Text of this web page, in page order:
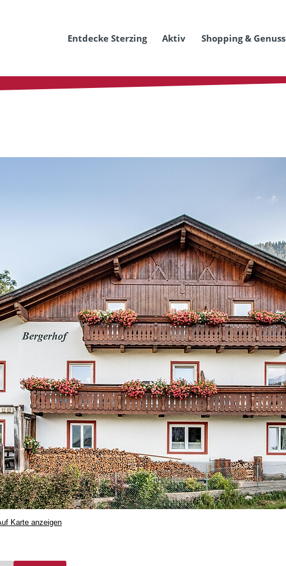
Entdecke Sterzing Aktiv Shopping & Genuss